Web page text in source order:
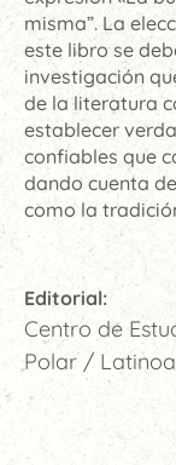
misma”. La
este libro se
investigación
de la literatura
establecer
confiables que
dando cuenta
como la
Editorial:
Centro de
Polar /